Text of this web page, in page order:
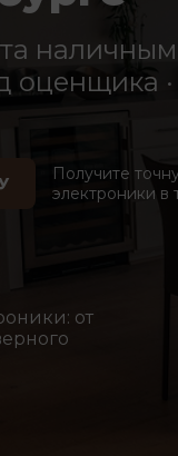
оценщика
Получите
электроники в
от